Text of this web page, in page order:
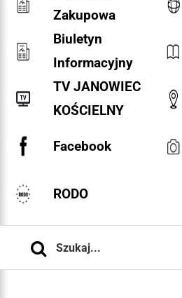
Zakupowa
Biuletyn
Informacyjny
TV JANOWIEC
KOŚCIELNY
Facebook
RODO